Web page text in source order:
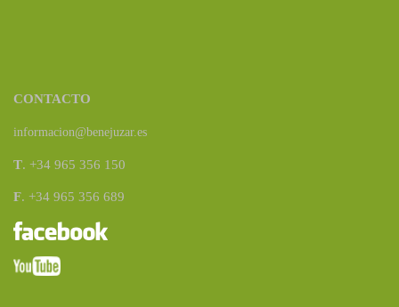
CONTACTO
informacion@benejuzar.es
T. +34 965 356 150
F. +34 965 356 689